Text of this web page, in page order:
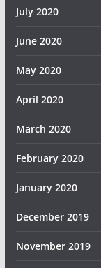
July 2020
June 2020
May 2020
April 2020
March 2020
February 2020
January 2020
December 2019
November 2019